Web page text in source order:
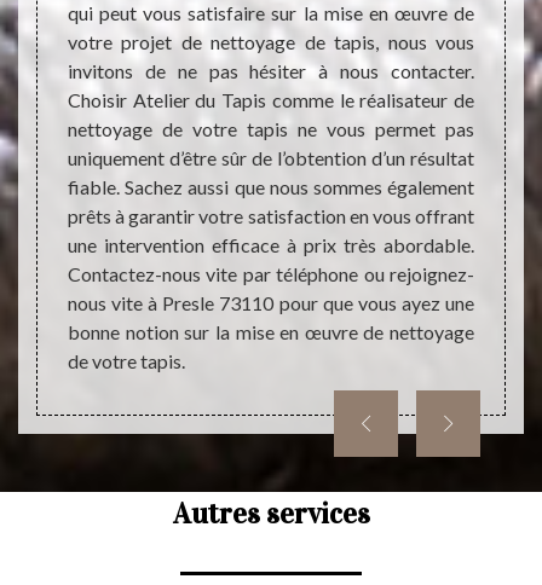
la
?
et
aide
de
et
de
son
qui peut vous satisfaire sur la mise en œuvre de
votre projet de nettoyage de tapis, nous vous
invitons de ne pas hésiter à nous contacter.
Choisir Atelier du Tapis comme le réalisateur de
nettoyage de votre tapis ne vous permet pas
uniquement d’être sûr de l’obtention d’un résultat
fiable. Sachez aussi que nous sommes également
prêts à garantir votre satisfaction en vous offrant
une intervention efficace à prix très abordable.
Contactez-nous vite par téléphone ou rejoignez-
nous vite à Presle 73110 pour que vous ayez une
bonne notion sur la mise en œuvre de nettoyage
de votre tapis.
Il
une
Autres services